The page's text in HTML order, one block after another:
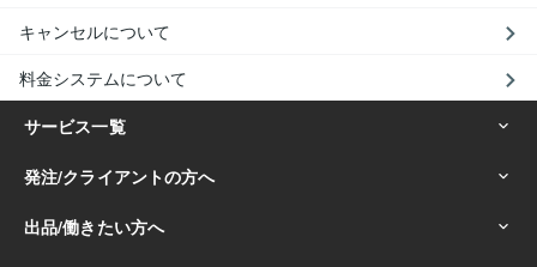
キャンセルについて
料金システムについて